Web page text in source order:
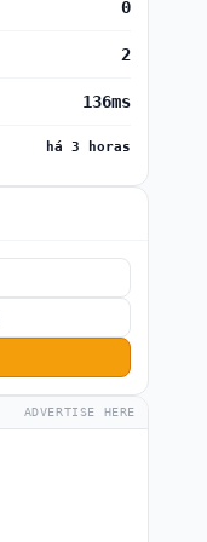
0
2
136ms
há 3 horas
ADVERTISE HERE